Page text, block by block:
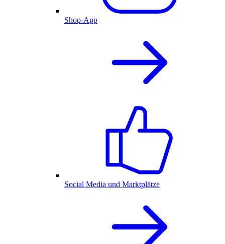
Shop-App
Social Media und Marktplätze